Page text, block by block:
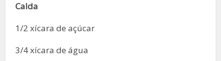
Calda
1/2 xícara de açúcar
3/4 xícara de água